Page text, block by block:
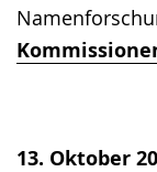
13. Oktober